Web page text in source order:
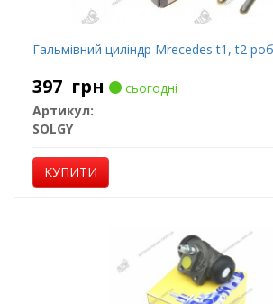
Гальмівний циліндр Mrecedes t1, t2
397 грн
сьогодні
Артикул:
SOLGY
КУПИТИ